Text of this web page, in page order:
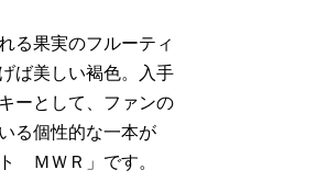
る果実のフルーティ
ば美しい褐色。入手
ーとして、ファンの
る個性的な一本が
ＭＷＲ」です。